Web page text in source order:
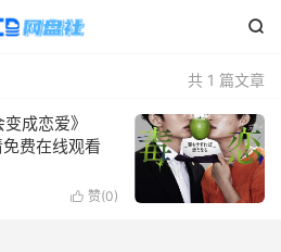

共 1 篇文章
成恋爱》
费在线观看
 赞(0)